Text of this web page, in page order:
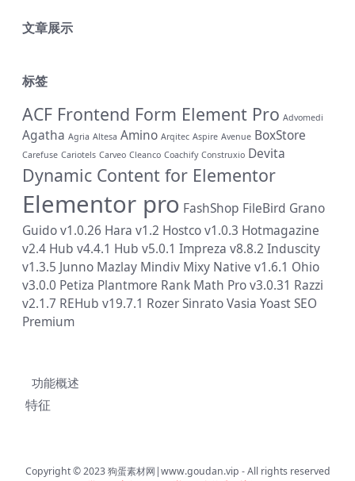
文章展示
标签
ACF Frontend Form Element Pro Advomedi
Agatha Agria Altesa Amino Arqitec Aspire Avenue BoxStore
Carefuse Cariotels Carveo Cleanco Coachify Construxio Devita
Dynamic Content for Elementor
Elementor pro FashShop FileBird Grano
Guido v1.0.26 Hara v1.2 Hostco v1.0.3 Hotmagazine
v2.4 Hub v4.4.1 Hub v5.0.1 Impreza v8.8.2 Induscity
v1.3.5 Junno Mazlay Mindiv Mixy Native v1.6.1 Ohio
v3.0.0 Petiza Plantmore Rank Math Pro v3.0.31 Razzi
v2.1.7 REHub v19.7.1 RozerSinratoVasia Yoast SEO
Premium
功能概述
特征
Copyright © 2023狗蛋素材网|www.goudan.vip - All rights reserved